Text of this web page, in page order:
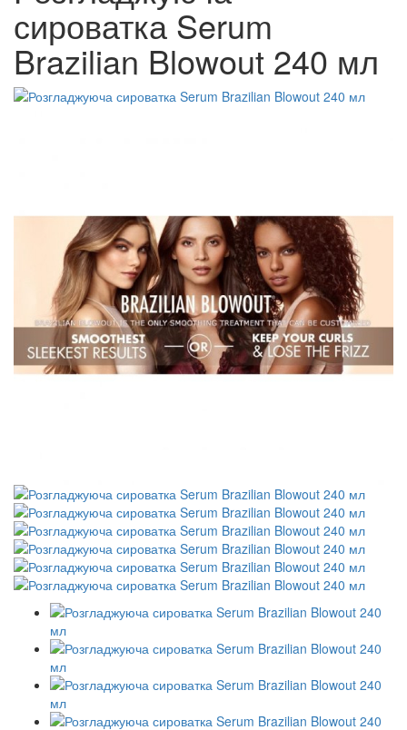
сироватка Serum
Brazilian Blowout 240 мл